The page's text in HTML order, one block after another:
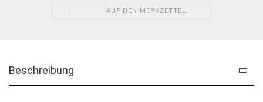
AUF DEN MERKZETTEL
Beschreibung